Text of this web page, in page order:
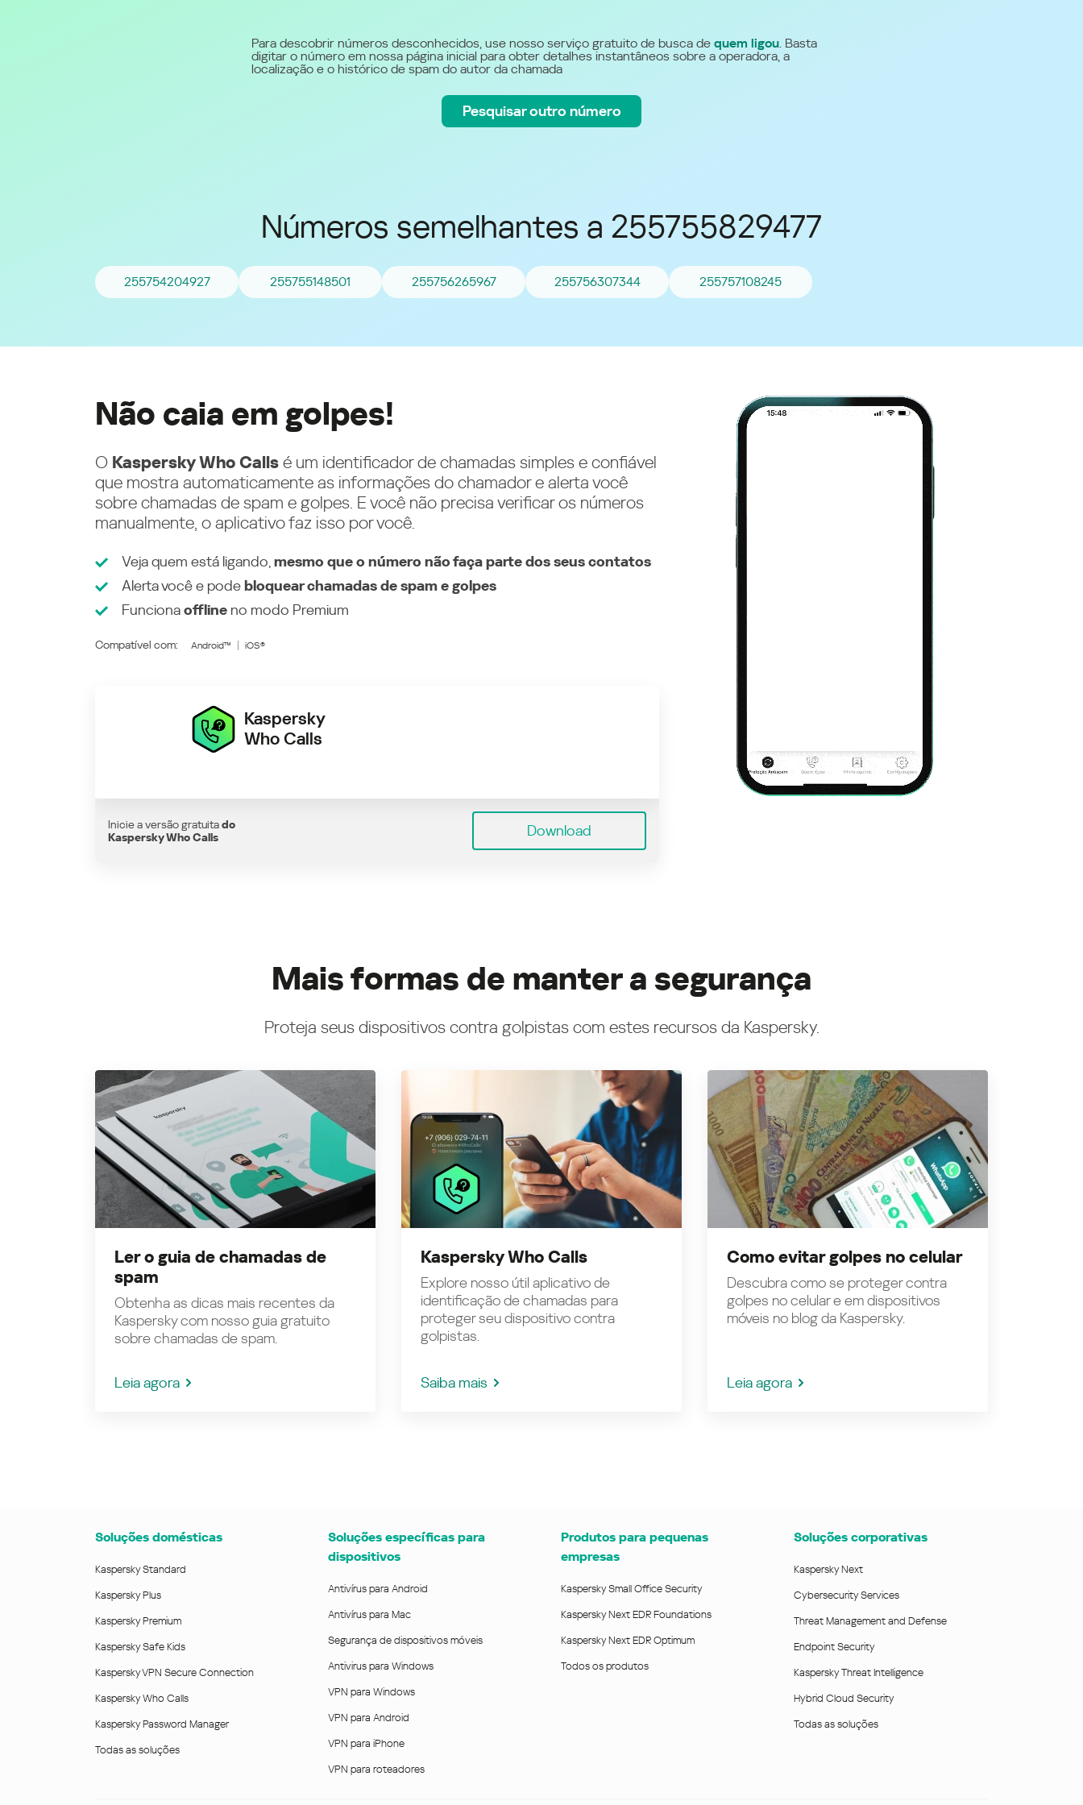
países
Para descobrir números desconhecidos, use nosso serviço gratuito de busca de quem ligou. Basta
digitar o número em nossa página inicial para obter detalhes instantâneos sobre a operadora, a
localização e o histórico de spam do autor da chamada
Pesquisar outro número
Números semelhantes a 255755829477
255754204927 255755148501 255756265967 255756307344 255757108245
Não caia em golpes!
O Kaspersky Who Calls é um identificador de chamadas simples e confiável
que mostra automaticamente as informações do chamador e alerta você
sobre chamadas de spam e golpes. E você não precisa verificar os números
manualmente, o aplicativo faz isso por você.
Veja quem está ligando, mesmo que o número não faça parte dos seus contatos
Alerta você e podebloquear chamadas de spam e golpes
Funcionaoffline no modo Premium
Compatível com: Android™ iOS®
Kaspersky
Who Calls
Inicie a versão gratuitado
Kaspersky Who Calls
Download
Mais formas de manter a segurança
Proteja seus dispositivos contra golpistas com estes recursos da Kaspersky.
Ler o guia de chamadas de
spam
Obtenha as dicas mais recentes da
Kaspersky com nosso guia gratuito
sobre chamadas de spam.
Leia agora
Kaspersky Who Calls
Explore nosso útil aplicativo de
identificação de chamadas para
proteger seu dispositivo contra
golpistas.
Saiba mais
Como evitar golpes no celular
Descubra como se proteger contra
golpes no celular e em dispositivos
móveis no blog da Kaspersky.
Leia agora
Soluções domésticas
Kaspersky Standard
Kaspersky Plus
Kaspersky Premium
Kaspersky Safe Kids
Kaspersky VPN Secure Connection
Kaspersky Who Calls
Kaspersky Password Manager
Todas as soluções
Soluções específicas para
dispositivos
Antivírus para Android
Antivírus para Mac
Segurança de dispositivos móveis
Antivirus para Windows
VPN para Windows
VPN para Android
VPN para iPhone
VPN para roteadores
Produtos para pequenas
empresas
Kaspersky Small Office Security
Kaspersky Next EDR Foundations
Kaspersky Next EDR Optimum
Todos os produtos
Soluções corporativas
Kaspersky Next
Cybersecurity Services
Threat Management and Defense
Endpoint Security
Kaspersky Threat Intelligence
Hybrid Cloud Security
Todas as soluções